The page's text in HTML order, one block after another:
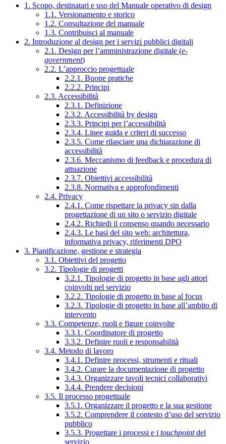
1. Scopo, destinatari e uso del Manuale operativo di design
1.1. Versionamento e storico
1.2. Consultazione del manuale
1.3. Contribuisci al manuale
2. Introduzione al design per i servizi pubblici digitali
2.1. Design per l’amministrazione digitale (e-
government)
2.2. L’approccio progettuale
2.2.1. Buone pratiche
2.2.2. Principi
2.3. Accessibilità
2.3.1. Definizione
2.3.2. Accessibilità by design
2.3.3. Principi per l’accessibilità
2.3.4. Linee guida e criteri di successo
2.3.5. Come rilasciare una dichiarazione di
accessibilità
2.3.6. Meccanismo di feedback e procedura di
attuazione
2.3.7. Obiettivi accessibilità
2.3.8. Normativa e approfondimenti
2.4. Privacy
2.4.1. Come rispettare la privacy sin dalla
progettazione di un sito o servizio digitale
2.4.2. Richiedi il consenso quando necessario
2.4.3. Le basi del sito web: architettura,
informativa privacy, riferimenti DPO
3. Pianificazione, gestione e strategia
3.1. Obiettivi del progetto
3.2. Tipologie di progetti
3.2.1. Tipologie di progetto in base agli attori
coinvolti nel servizio
3.2.2. Tipologie di progetto in base al focus
3.2.3. Tipologie di progetto in base all’ambito di
intervento
3.3. Competenze, ruoli e figure coinvolte
3.3.1. Coordinatore di progetto
3.3.2. Definire ruoli e responsabilità
3.4. Metodo di lavoro
3.4.1. Definire processi, strumenti e rituali
3.4.2. Curare la documentazione di progetto
3.4.3. Organizzare tavoli tecnici collaborativi
3.4.4. Prendere decisioni
3.5. Il processo progettuale
3.5.1. Organizzare il progetto e la sua gestione
3.5.2. Comprendere il contesto d’uso del servizio
pubblico
3.5.3. Progettare i processi e i touchpointdel
servizio